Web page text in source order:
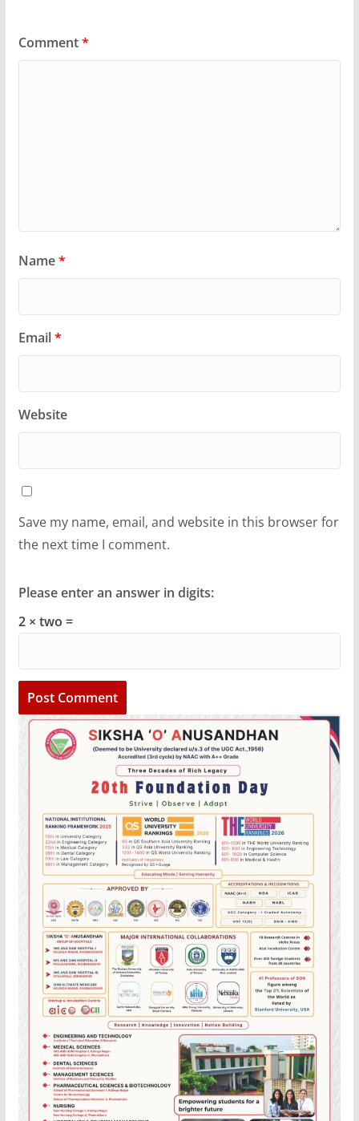
Comment*
Name*
Email*
Website
Save my name, email, and website in this browser for
the next time I comment.
Please enter an answer in digits:
2 × two =